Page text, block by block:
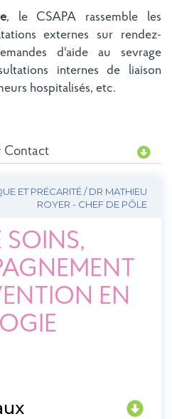
, le CSAPA rassemble les
externes sur rendez-
d'aide au sevrage
internes de liaison
hospitalisés, etc.
Contact
ET PRÉCARITÉ / DR MATHIEU
ROYER - CHEF DE PÔLE
SOINS,
EN